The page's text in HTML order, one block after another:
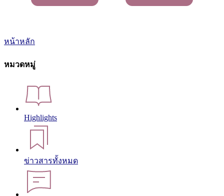
หน้าหลัก
หมวดหมู่
Highlights
ข่าวสารทั้งหมด